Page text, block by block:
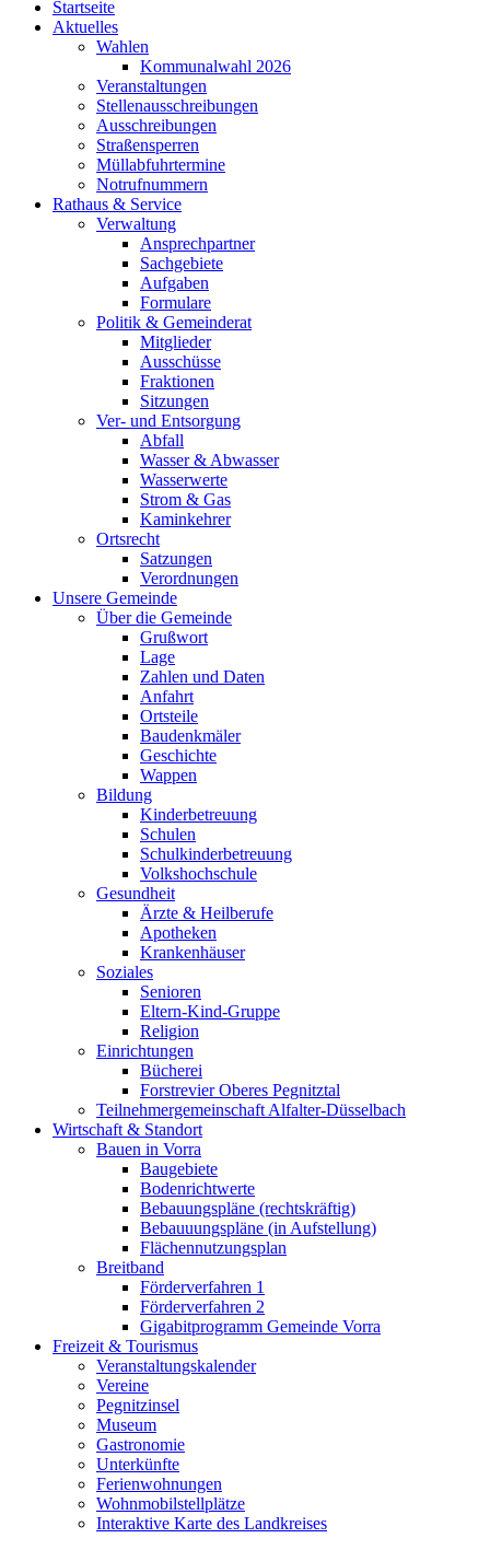
Startseite
Aktuelles
Wahlen
Kommunalwahl 2026
Veranstaltungen
Stellenausschreibungen
Ausschreibungen
Straßensperren
Müllabfuhrtermine
Notrufnummern
Rathaus & Service
Verwaltung
Ansprechpartner
Sachgebiete
Aufgaben
Formulare
Politik & Gemeinderat
Mitglieder
Ausschüsse
Fraktionen
Sitzungen
Ver- und Entsorgung
Abfall
Wasser & Abwasser
Wasserwerte
Strom & Gas
Kaminkehrer
Ortsrecht
Satzungen
Verordnungen
Unsere Gemeinde
Über die Gemeinde
Grußwort
Lage
Zahlen und Daten
Anfahrt
Ortsteile
Baudenkmäler
Geschichte
Wappen
Bildung
Kinderbetreuung
Schulen
Schulkinderbetreuung
Volkshochschule
Gesundheit
Ärzte & Heilberufe
Apotheken
Krankenhäuser
Soziales
Senioren
Eltern-Kind-Gruppe
Religion
Einrichtungen
Bücherei
Forstrevier Oberes Pegnitztal
Teilnehmergemeinschaft Alfalter-Düsselbach
Wirtschaft & Standort
Bauen in Vorra
Baugebiete
Bodenrichtwerte
Bebauungspläne (rechtskräftig)
Bebauuungspläne (in Aufstellung)
Flächennutzungsplan
Breitband
Förderverfahren 1
Förderverfahren 2
Gigabitprogramm Gemeinde Vorra
Freizeit & Tourismus
Veranstaltungskalender
Vereine
Pegnitzinsel
Museum
Gastronomie
Unterkünfte
Ferienwohnungen
Wohnmobilstellplätze
Interaktive Karte des Landkreises